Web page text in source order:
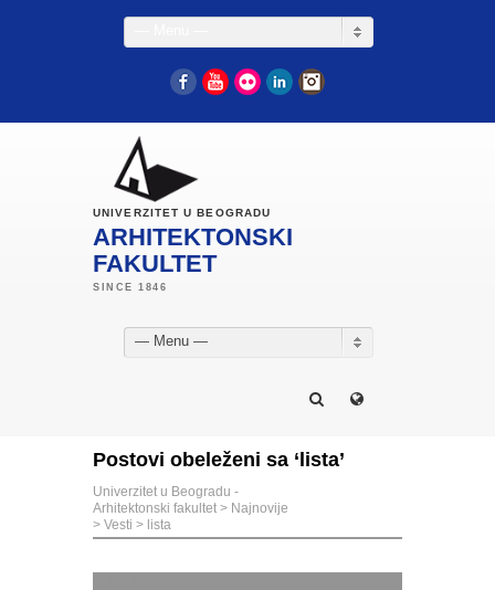
FacebookYouTube
Flickr LinkedIn
UNIVERZITET U BEOGRADU
ARHITEKTONSKI
FAKULTET
— Menu —
Postovi obeleženi sa ‘lista’
Univerzitet u Beogradu -
Arhitektonski fakultet > Najnovije
> Vesti > lista